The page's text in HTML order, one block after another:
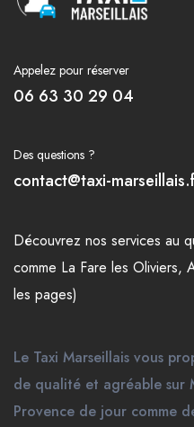
Appelez pour réserver
06 63 30 29 04
Des questions ?
contact@taxi-
Découvrez nos services au
comme La Fare les Oliviers,
les pages)
Le Taxi Marseillais vous
de qualité et agréable sur
Provence de jour comme